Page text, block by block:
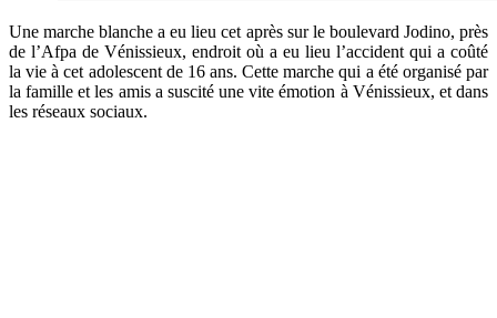
Une marche blanche a eu lieu cet après sur le boulevard Jodino, près
de l’Afpa de Vénissieux, endroit où a eu lieu l’accident qui a coûté
la vie à cet adolescent de 16 ans. Cette marche qui a été organisé par
la famille et les amis a suscité une vite émotion à Vénissieux, et dans
les réseaux sociaux.